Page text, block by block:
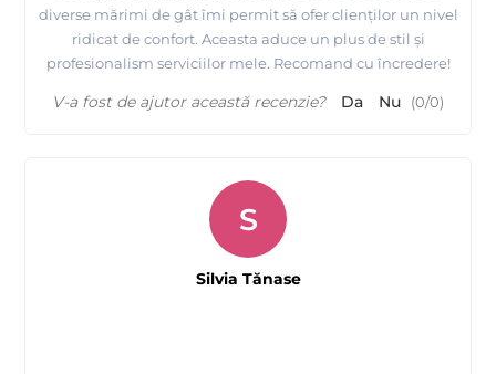
diverse mărimi de gât îmi permit să ofer clienților un nivel
ridicat de confort. Aceasta aduce un plus de stil și
profesionalism serviciilor mele. Recomand cu încredere!
V-a fost de ajutor această recenzie? Da Nu (0/0)
S
Silvia Tănase